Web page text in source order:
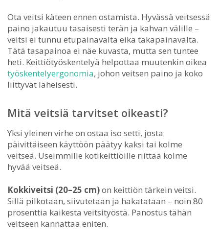
Ota veitsi käteen ennen ostamista. Hyvässä veitsessä
paino jakautuu tasaisesti terän ja kahvan välille –
veitsi ei tunnu etupainavalta eikä takapainavalta.
Tätä tasapainoa ei näe kuvasta, mutta sen tuntee
heti. Keittiötyöskentelyä helpottaa muutenkin oikea
työskentelyergonomia, johon veitsen paino ja koko
liittyvät läheisesti.
Mitä veitsiä tarvitset oikeasti?
Yksi yleinen virhe on ostaa iso setti, josta
päivittäiseen käyttöön päätyy kaksi tai kolme
veitseä. Useimmille kotikeittiöille riittää kolme
hyvää veitseä.
Kokkiveitsi (20–25 cm)on keittiön tärkein veitsi.
Sillä pilkotaan, siivutetaan ja hakatataan – noin 80
prosenttia kaikesta veitsityöstä. Panostus tähän
veitseen kannattaa eniten.